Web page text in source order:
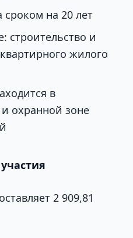
на 20 лет
строительство и
жилого
в
охранной зоне
2 909,81